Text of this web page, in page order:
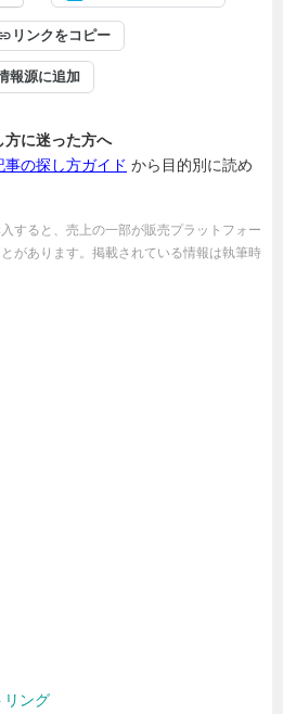
リンクをコピー
報源に追加
方に迷った方へ
事の探し方ガイド から目的別に読め
すると、売上の一部が販売プラットフォー
があります。掲載されている情報は執筆時
リング